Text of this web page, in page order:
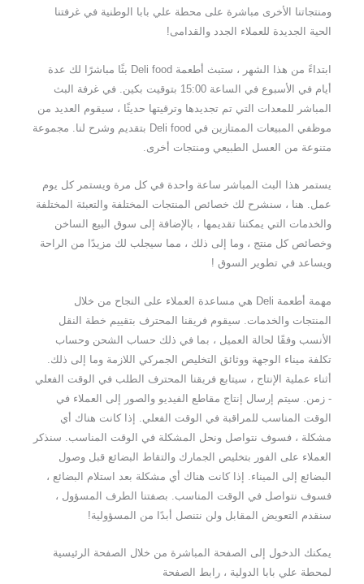
ومنتجاتنا الأخرى مباشرة على محطة علي بابا الوطنية في غرفتنا
الحية الجديدة للعملاء الجدد والقدامى!
ابتداءً من هذا الشهر ، ستبث أطعمة Deli food بثًا مباشرًا لك عدة
أيام في الأسبوع في الساعة 15:00 بتوقيت بكين. في غرفة البث
المباشر للمعدات التي تم تجديدها وترقيتها حديثًا ، سيقوم العديد من
موظفي المبيعات الممتازين في Deli food بتقديم وشرح لنا. مجموعة
متنوعة من العسل الطبيعي ومنتجات أخرى.
يستمر هذا البث المباشر ساعة واحدة في كل مرة ويستمر كل يوم
عمل. هنا ، سنشرح لك خصائص المنتجات المختلفة والتعبئة المختلفة
والخدمات التي يمكننا تقديمها ، بالإضافة إلى سوق البيع الساخن
وخصائص كل منتج ، وما إلى ذلك ، مما سيجلب لك مزيدًا من الراحة
ويساعد في تطوير السوق !
مهمة أطعمة Deli هي مساعدة العملاء على النجاح من خلال
المنتجات والخدمات. سيقوم فريقنا المحترف بتقييم خطة النقل
الأنسب وفقًا لحالة العميل ، بما في ذلك حساب الشحن وحساب
تكلفة ميناء الوجهة ووثائق التخليص الجمركي اللازمة وما إلى ذلك.
أثناء عملية الإنتاج ، سيتابع فريقنا المحترف الطلب في الوقت الفعلي
- زمن. سيتم إرسال إنتاج مقاطع الفيديو والصور إلى العملاء في
الوقت المناسب للمراقبة في الوقت الفعلي. إذا كانت هناك أي
مشكلة ، فسوف نتواصل ونحل المشكلة في الوقت المناسب. سنذكر
العملاء على الفور بتخليص الجمارك والتقاط البضائع قبل وصول
البضائع إلى الميناء. إذا كانت هناك أي مشكلة بعد استلام البضائع ،
فسوف نتواصل في الوقت المناسب. بصفتنا الطرف المسؤول ،
سنقدم التعويض المقابل ولن نتنصل أبدًا من المسؤولية!
يمكنك الدخول إلى الصفحة المباشرة من خلال الصفحة الرئيسية
لمحطة علي بابا الدولية ، رابط الصفحة